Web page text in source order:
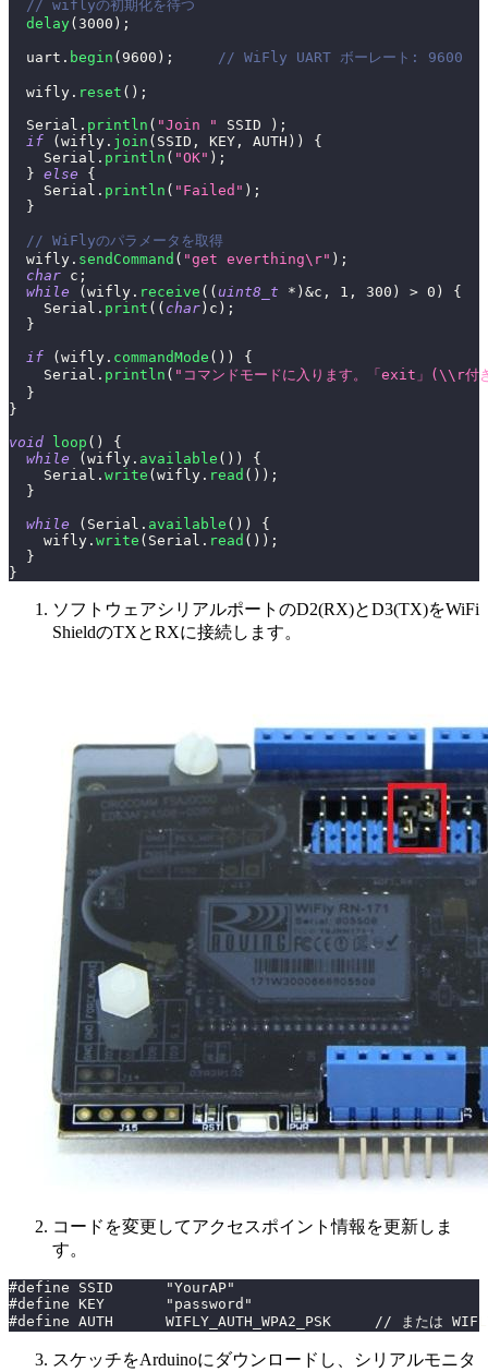
// wiflyの初期化を待つ
delay( 3000 ) ;
  uart
. begin ( 9600 ) ; // WiFly UART ボーレート: 9600
  wifly
. reset ( ) ;
  Serial
. println ( "Join " SSID ) ;
if
( wifly . join ( SSID , KEY , AUTH ) )
{
    Serial
. println ( "OK" ) ;
} else
{
    Serial
. println ( "Failed" ) ;
}
// WiFlyのパラメータを取得
  wifly
. sendCommand ( "get everthing\r" ) ;
char c ;
while
( wifly . receive ( ( uint8_t * ) &c , 1 , 300 ) > 0 )
{
    Serial
. print ( ( char ) c ) ;
}
if
( wifly . commandMode ( ) )
{
    Serial
. println ( "コマンドモードに入ります。「exit」(\\r付
}
}
void
loop ( )
{
while
( wifly . available ( ) )
{
    Serial
. write ( wifly . read ( ) ) ;
}
while
( Serial . available ( ) )
{
    wifly
. write ( Serial . read ( ) ) ;
}
}
ソフトウェアシリアルポートのD2(RX)とD3(TX)をWiFi
ShieldのTXとRXに接続します。
コードを変更してアクセスポイント情報を更新しま
す。
#define SSID      "YourAP"
#define KEY       "password"
#define AUTH      WIFLY_AUTH_WPA2_PSK     // または
スケッチをArduinoにダウンロードし、シリアルモニタ